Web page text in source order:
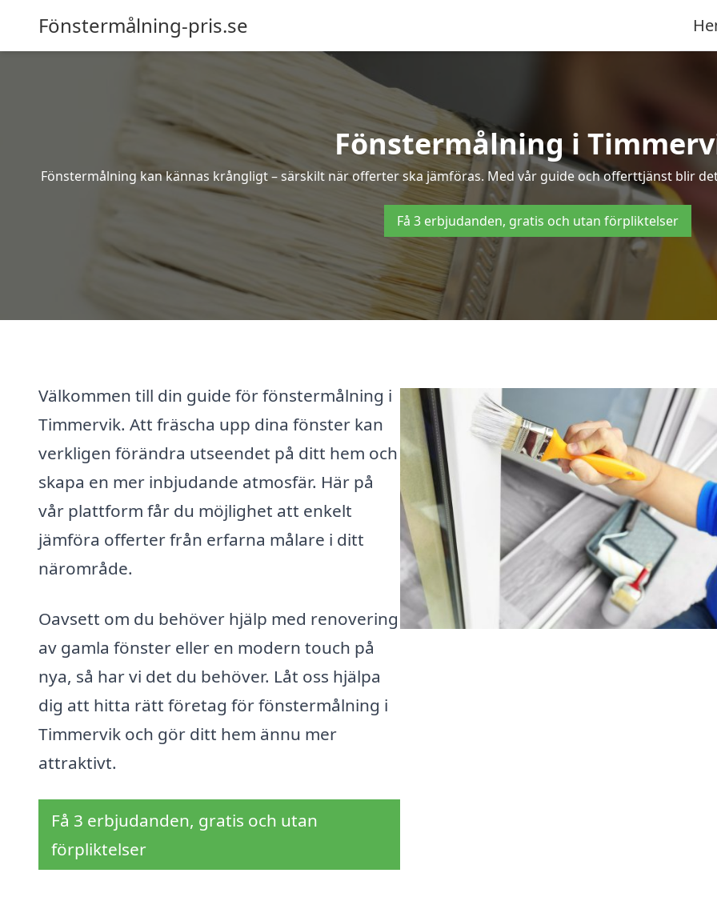
Fönstermålning-pris.se
Fönstermålning i
Fönstermålning kan kännas krångligt – särskilt när offerter ska jämföras. Med vår guide och offerttjänst blir
Få 3 erbjudanden, gratis och utan förpliktelser
Välkommen till din guide för fönstermålning i
Timmervik. Att fräscha upp dina fönster kan
verkligen förändra utseendet på ditt hem och
skapa en mer inbjudande atmosfär. Här på
vår plattform får du möjlighet att enkelt
jämföra offerter från erfarna målare i ditt
närområde.
Oavsett om du behöver hjälp med renovering
av gamla fönster eller en modern touch på
nya, så har vi det du behöver. Låt oss hjälpa
dig att hitta rätt företag för fönstermålning i
Timmervik och gör ditt hem ännu mer
attraktivt.
Få 3 erbjudanden, gratis och utan
förpliktelser